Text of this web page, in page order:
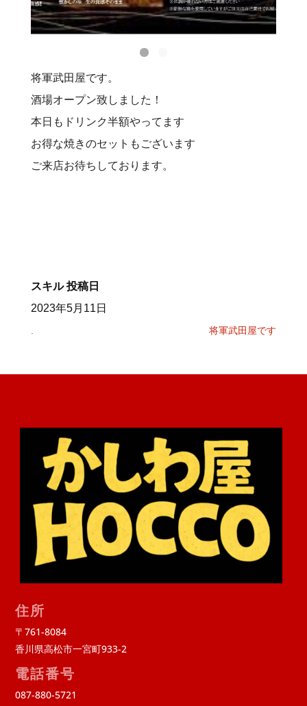
将軍武田屋です。
酒場オープン致しました！
本日もドリンク半額やってます
お得な焼きのセットもございます
ご来店お待ちしております。
スキル 投稿日
2023年5月11日
. 将軍武田屋です
住所
〒761-8084
香川県高松市一宮町933-2
電話番号
087-880-5721